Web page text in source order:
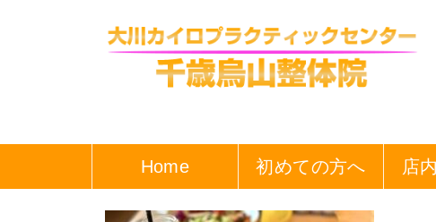
Home 初めての方へ 店